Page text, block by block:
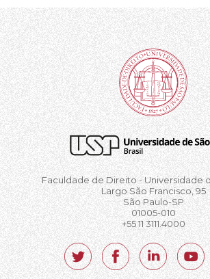
Faculdade de Direito - Universidade
Largo São Francisco, 95
São Paulo-SP
01005-010
+55 11 3111.4000